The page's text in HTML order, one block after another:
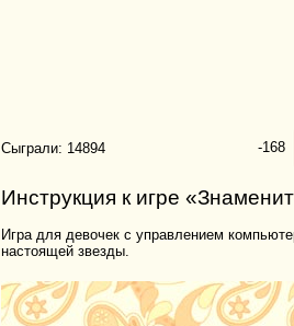
Сыграли: 14894 -168
Инструкция к игре
Игра для девочек с управлением
настоящей звезды.